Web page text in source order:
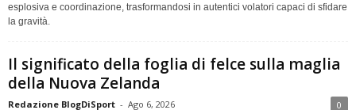
esplosiva e coordinazione, trasformandosi in autentici volatori capaci di sfidare
la gravità.
Il significato della foglia di felce sulla maglia
della Nuova Zelanda
Redazione BlogDiSport - Ago 6, 2026 0